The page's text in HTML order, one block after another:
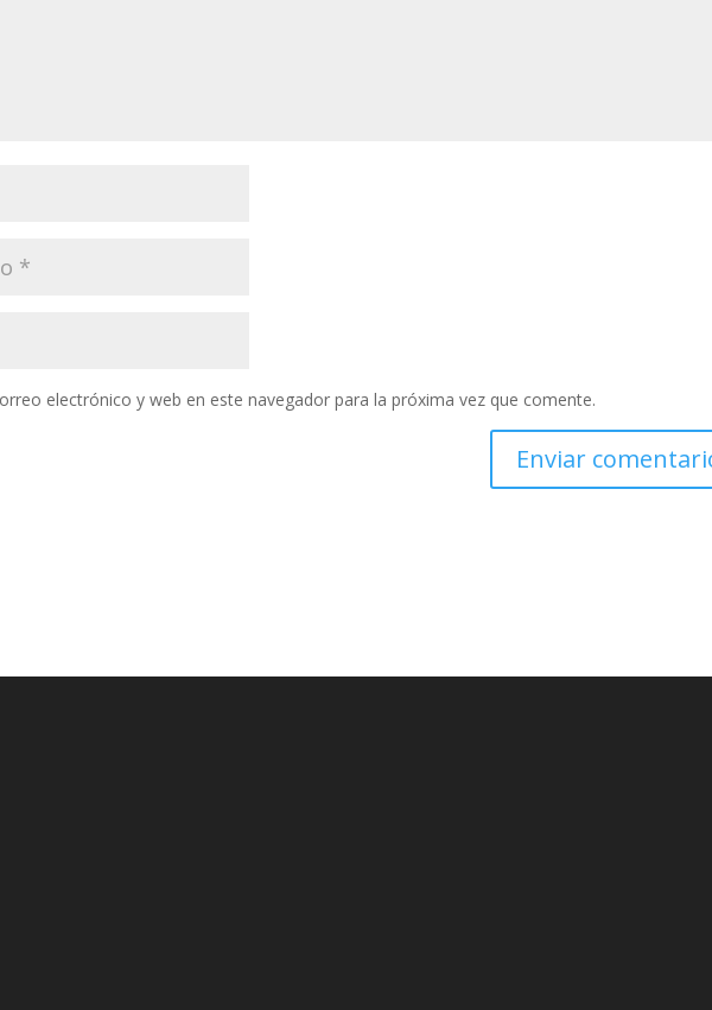
electrónico y web en este navegador para la próxima vez que comente.